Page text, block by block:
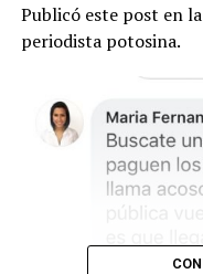
Publicó este post en
periodista potosina.